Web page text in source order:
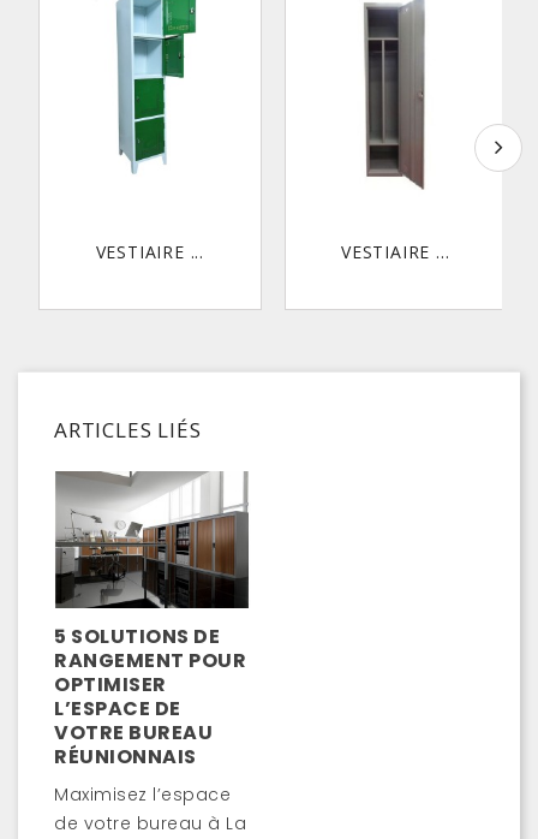
VESTIAIRE ... VESTIAIRE ...
ARTICLES LIÉS
5 SOLUTIONS DE
RANGEMENT POUR
OPTIMISER
L’ESPACE DE
VOTRE BUREAU
RÉUNIONNAIS
Maximisez l’espace
de votre bureau à La